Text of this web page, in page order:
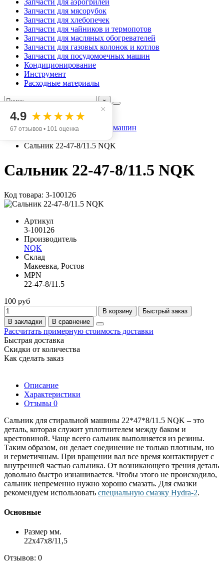
Запчасти для аэрогрилей
Запчасти для мясорубок
Запчасти для хлебопечек
Запчасти для чайников и термопотов
Запчасти для масляных обогревателей
Запчасти для газовых колонок и котлов
Запчасти для посудомоечных машин
Кондиционирование
Инструмент
Расходные материалы
×
Запчасти для стиральных машин
Сальник 22-47-8/11.5 NQK
Сальник 22-47-8/11.5 NQK
Код товара: 3-100126
Артикул
3-100126
Производитель
NQK
Склад
Макеевка, Ростов
MPN
22-47-8/11.5
100 руб
В корзину
Быстрый заказ
В закладки
В сравнение
Рассчитать примерную стоимость доставки
Быстрая доставка
Скидки от количества
Как сделать заказ
Описание
Характеристики
Отзывы 0
Сальник для стиральной машины 22*47*8/11.5 NQK – это
деталь, которая служит уплотнителем между баком и
крестовиной. Чаще всего сальник выполняется из резины.
Таким образом, он делает соединение не только плотным, но
и герметичным. При вращении вал все время контактирует с
внутренней частью сальника. От возникающего трения деталь
довольно быстро изнашивается. Чтобы этого не происходило,
сальник непременно нужно хорошо смазать. Для смазки
рекомендуем использовать специальную смазку Hydra-2.
Основные
Размер мм.
22x47x8/11,5
Отзывов: 0
×
4.9 ★★★★★
67 отзывов • 101 оценка